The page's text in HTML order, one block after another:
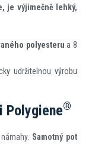
je výjimečně lehký,
polyesteru a 8
udržitelnou výrobu
Polygiene®
Samotný pot